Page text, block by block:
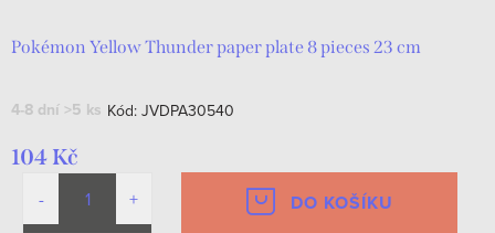
Pokémon Yellow Thunder paper plate 8 pieces 23 cm
4-8 dní >5 ks Kód: JVDPA30540
104 Kč
DO KOŠÍKU